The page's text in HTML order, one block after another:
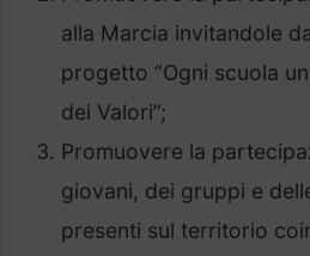
alla Marcia invitandole
progetto “Ogni scuola
dei Valori”;
Promuovere la
giovani, dei gruppi e
presenti sul territorio